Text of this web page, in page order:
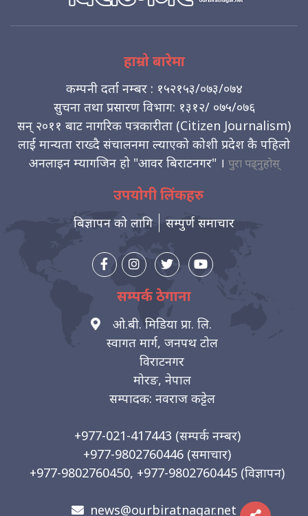
हाम्रो बारेमा
कम्पनी दर्ता नम्बर : १५२१५३/०७३/०७४
सुचना तथा प्रसारण विभाग: १३१२/ ०७५/०७६
सन् २०११ बाट नागरिक पत्रकारीता (Citizen Journalism)
लाई मान्यता राख्दै संचालनमा ल्याएको कोशी प्रदेश कै पहिलो
अनलाइन म्यागजिन हो "आवर बिराटनगर" । पुरा पढ्नुहोस्
उपयोगी लिंकहरु
बिज्ञापन को लागि सम्पुर्ण समाचार
सम्पर्क ठेगाना
ओ.बी. मिडिया प्रा. लि.
स्वागत मार्ग, जनपथ टोल
विराटनगर
मोरङ, नेपाल
सम्पादक: नवराज कट्टेल
+977-021-417443 (सम्पर्क नम्बर)
+977-9802760446 (समाचार)
+977-9802760450, +977-9802760445 (विज्ञापन)
news@ourbiratnagar.net